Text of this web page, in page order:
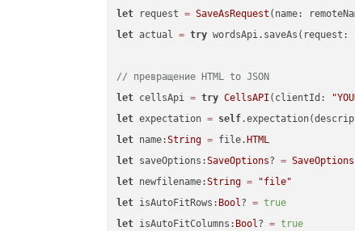
let request = SaveAsRequest (name:
let actual = try
// превращение HTML to JSON
let cellsApi = try CellsAPI (clientId:
let expectation = self
let name:String = file. HTML
let saveOptions:SaveOptions? = SaveOptions
let newfilename:String =
"file"
let isAutoFitRows: Bool? = true
let isAutoFitColumns: Bool? = true